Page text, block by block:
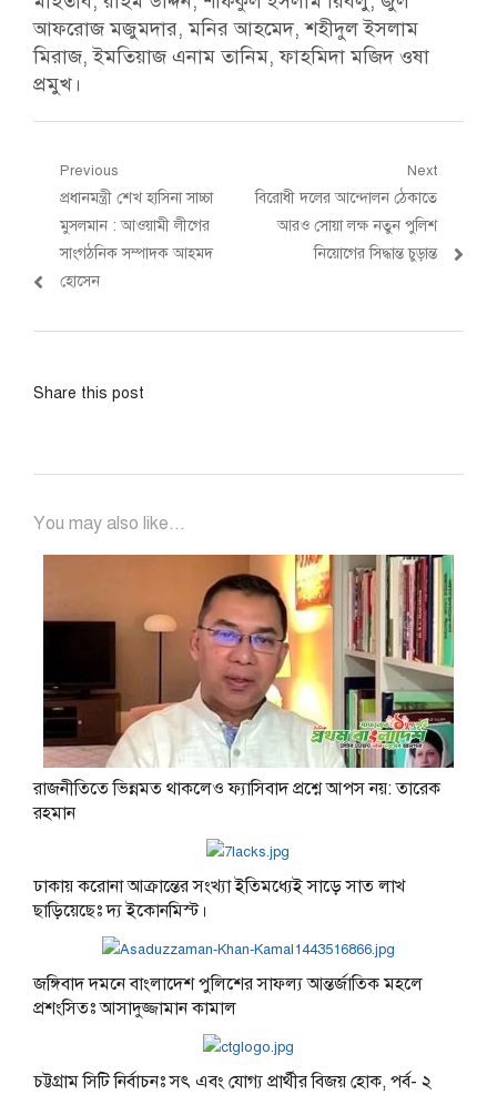
আফরোজ মজুমদার, মনির আহমেদ, শহীদুল ইসলাম
মিরাজ, ইমতিয়াজ এনাম তানিম, ফাহমিদা মজিদ ওষা
প্রমুখ।
Post
navigation
Previous
Previous
post:
প্রধানমন্ত্রী শেখ হাসিনা সাচ্চা
মুসলমান : আওয়ামী লীগের
সাংগঠনিক সম্পাদক আহমদ
হোসেন
Next
Next
post:
বিরোধী দলের আন্দোলন ঠেকাতে
আরও সোয়া লক্ষ নতুন পুলিশ
নিয়োগের সিদ্ধান্ত চুড়ান্ত
Share this post
You may also like...
রাজনীতিতে ভিন্নমত থাকলেও ফ্যাসিবাদ প্রশ্নে আপস নয়: তারেক
রহমান
ঢাকায় করোনা আক্রান্তের সংখ্যা ইতিমধ্যেই সাড়ে সাত লাখ
ছাড়িয়েছেঃ দ্য ইকোনমিস্ট।
জঙ্গিবাদ দমনে বাংলাদেশ পুলিশের সাফল্য আন্তর্জাতিক মহলে
প্রশংসিতঃ আসাদুজ্জামান কামাল
চট্টগ্রাম সিটি নির্বাচনঃ সৎ এবং যোগ্য প্রার্থীর বিজয় হোক, পর্ব- ২